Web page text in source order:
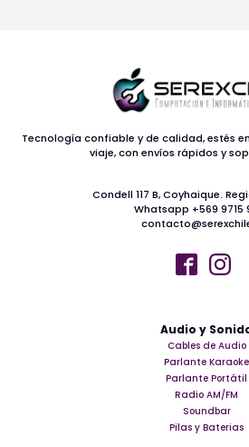
Audio y
Cables de Audio
Parlante Karaoke
Parlante Portátil
Radio AM/FM
Soundbar
Pilas y Baterias
Tecnología confiable y de calidad, estés
viaje, con envíos rápidos y
Condell 117 B, Coyhaique.
Whatsapp +569 9715